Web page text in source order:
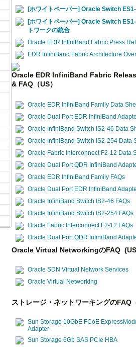
[ホワイトペーパー] Oracle Switch
[ホワイトペーパー] Oracle Switch
トワークの統合
Oracle EDR InfiniBand Fabric Press
EDR InfiniBand Fabric Architecture
Oracle EDR InfiniBand Fabric
& FAQ（US）
Oracle EDR InfiniBand Family Data
Oracle Dual Port EDR InfiniBand
Oracle InfiniBand Switch IS2-46 Data
Oracle InfiniBand Switch IS2-254 Data
Oracle Fabric Interconnect F2-12 Data
Oracle Dual Port QDR InfiniBand
Oracle EDR InfiniBand Family FAQs
Oracle Dual Port EDR InfiniBand
Oracle InfiniBand Switch IS2-46 FAQs
Oracle InfiniBand Switch IS2-254 FAQs
Oracle Fabric Interconnect F2-12 FAQs
Oracle Dual Port QDR InfiniBand
Oracle Virtual NetworkingのFAQ
Oracle SDN Virtual Network Services
Oracle Virtual Networking
ストレージ・ネットワーキングのFAQ
Sun Storage 10GbE FCoE
Adapter
Sun Storage 6Gb SAS PCIe HBA